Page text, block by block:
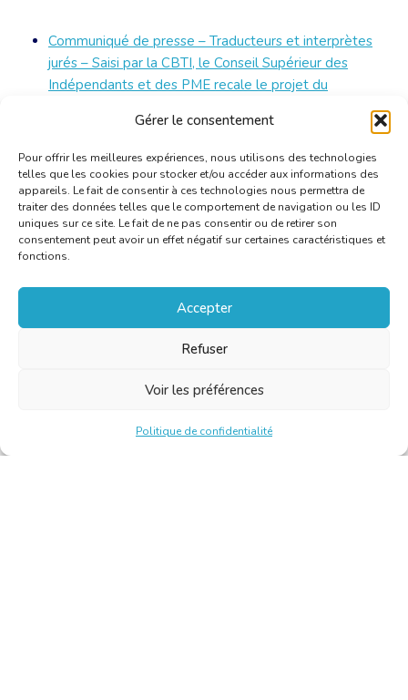
Gérer le consentement
Pour offrir les meilleures expériences, nous utilisons des technologies
telles que les cookies pour stocker et/ou accéder aux informations des
appareils. Le fait de consentir à ces technologies nous permettra de
traiter des données telles que le comportement de navigation ou les ID
uniques sur ce site. Le fait de ne pas consentir ou de retirer son
consentement peut avoir un effet négatif sur certaines caractéristiques et
fonctions.
Accepter
Refuser
Voir les préférences
Politique de confidentialité
Communiqué de presse – Traducteurs et interprètes
jurés – Saisi par la CBTI, le Conseil Supérieur des
Indépendants et des PME recale le projet du